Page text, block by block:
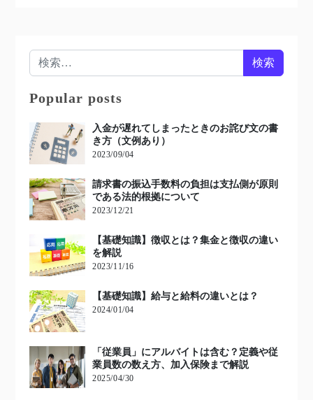
検索:
Popular posts
入金が遅れてしまったときのお詫び文の書
き方（文例あり）
2023/09/04
請求書の振込手数料の負担は支払側が原則
である法的根拠について
2023/12/21
【基礎知識】徴収とは？集金と徴収の違い
を解説
2023/11/16
【基礎知識】給与と給料の違いとは？
2024/01/04
「従業員」にアルバイトは含む？定義や従
業員数の数え方、加入保険まで解説
2025/04/30